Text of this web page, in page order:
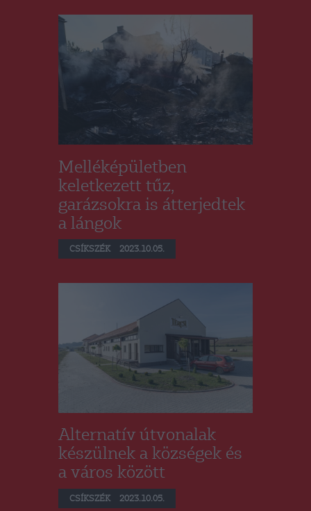
Melléképületben
keletkezett tűz,
garázsokra is átterjedtek
a lángok
CSÍKSZÉK 2023.10.05.
Alternatív útvonalak
készülnek a községek és
a város között
CSÍKSZÉK 2023.10.05.